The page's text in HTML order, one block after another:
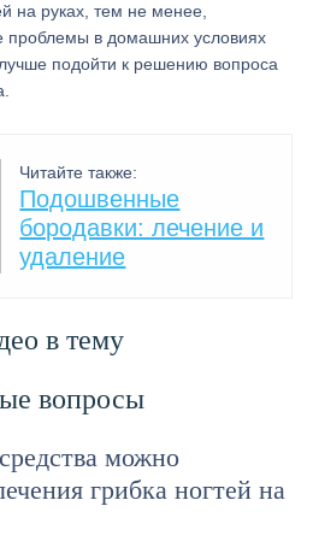
на руках, тем не менее,
проблемы в домашних условиях
лучше подойти к решению вопроса
Читайте также:
Подошвенные
бородавки: лечение и
удаление
в тему
вопросы
можно
грибка ногтей на